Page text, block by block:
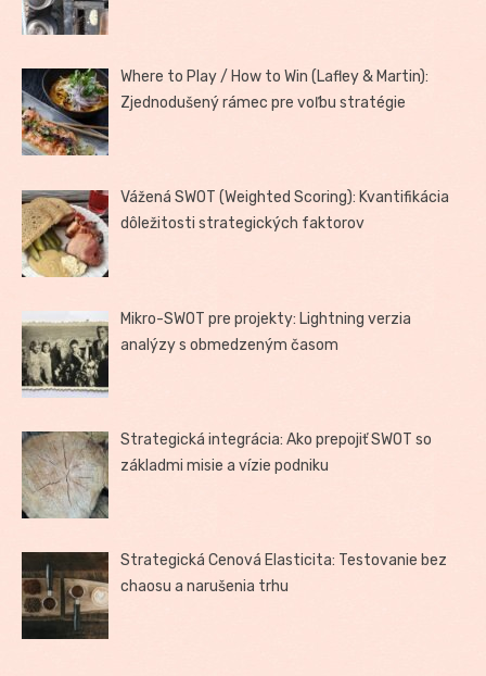
Where to Play / How to Win (Lafley & Martin):
Zjednodušený rámec pre voľbu stratégie
Vážená SWOT (Weighted Scoring): Kvantifikácia
dôležitosti strategických faktorov
Mikro-SWOT pre projekty: Lightning verzia
analýzy s obmedzeným časom
Strategická integrácia: Ako prepojiť SWOT so
základmi misie a vízie podniku
Strategická Cenová Elasticita: Testovanie bez
chaosu a narušenia trhu